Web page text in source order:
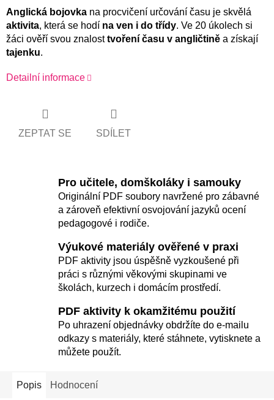
Anglická bojovka na procvičení určování času je skvělá
aktivita, která se hodí na ven i do třídy. Ve 20 úkolech si
žáci ověří svou znalosttvoření času v angličtině a získají
tajenku.
Detailní informace
ZEPTAT SE SDÍLET
Pro učitele, domškoláky i samouky
Originální PDF soubory navržené pro zábavné
a zároveň efektivní osvojování jazyků ocení
pedagogové i rodiče.
Výukové materiály ověřené v praxi
PDF aktivity jsou úspěšně vyzkoušené při
práci s různými věkovými skupinami ve
školách, kurzech i domácím prostředí.
PDF aktivity k okamžitému použití
Po uhrazení objednávky obdržíte do e-mailu
odkazy s materiály, které stáhnete, vytisknete a
můžete použít.
Popis Hodnocení